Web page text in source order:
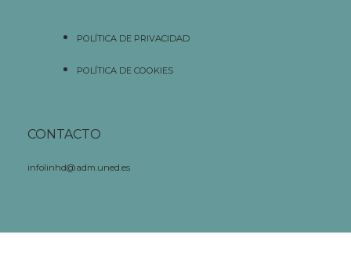
POLÍTICA DE PRIVACIDAD
POLÍTICA DE COOKIES
CONTACTO
infolinhd@adm.uned.es